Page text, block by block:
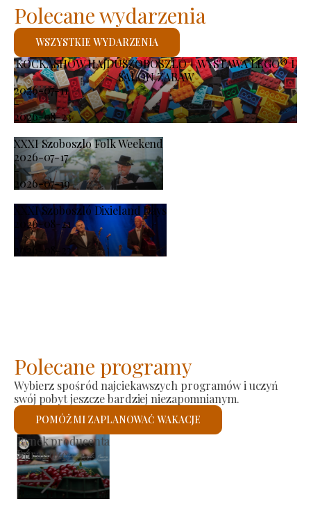
KOCKASHOW HAJDÚSZOBOSZLÓ – WYSTAWA LEGO® I
SALON ZABAW
2026-07-11
-
2026-08-23
XXXI Szoboszlo Folk Weekend
2026-07-17
-
2026-07-19
XXXI Szoboszló Dixieland Days
2026-08-21
-
2026-08-23
Polecane wydarzenia
WSZYSTKIE WYDARZENIA
Polecane programy
Wybierz spośród najciekawszych programów i uczyń
swój pobyt jeszcze bardziej niezapomnianym.
POMÓŻ MI ZAPLANOWAĆ WAKACJE
Kościół rzymskokatolicki św.
Sprawdzę